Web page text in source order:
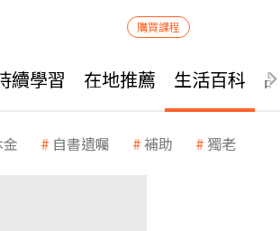
購買課程
續學習 在地推薦 生活百科
自書遺囑 補助 獨老